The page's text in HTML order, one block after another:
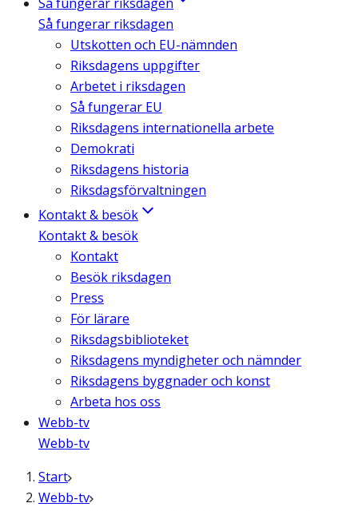
Så fungerar riksdagen
Utskotten och EU-nämnden
Riksdagens uppgifter
Arbetet i riksdagen
Så fungerar EU
Riksdagens internationella arbete
Demokrati
Riksdagens historia
Riksdagsförvaltningen
Kontakt & besök
Kontakt & besök
Kontakt
Besök riksdagen
Press
För lärare
Riksdagsbiblioteket
Riksdagens myndigheter och nämnder
Riksdagens byggnader och konst
Arbeta hos oss
Webb-tv
Webb-tv
Start
Webb-tv